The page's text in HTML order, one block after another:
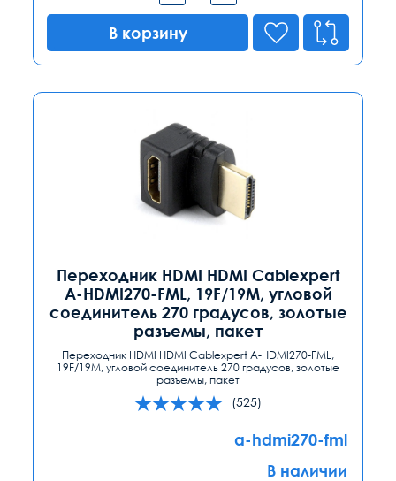
В корзину
Переходник HDMI HDMI Cablexpert
A-HDMI270-FML, 19F/19M, угловой
соединитель 270 градусов, золотые
разъемы, пакет
Переходник HDMI HDMI Cablexpert A-HDMI270-FML,
19F/19M, угловой соединитель 270 градусов, золотые
разъемы, пакет
(525)
a-hdmi270-fml
В наличии